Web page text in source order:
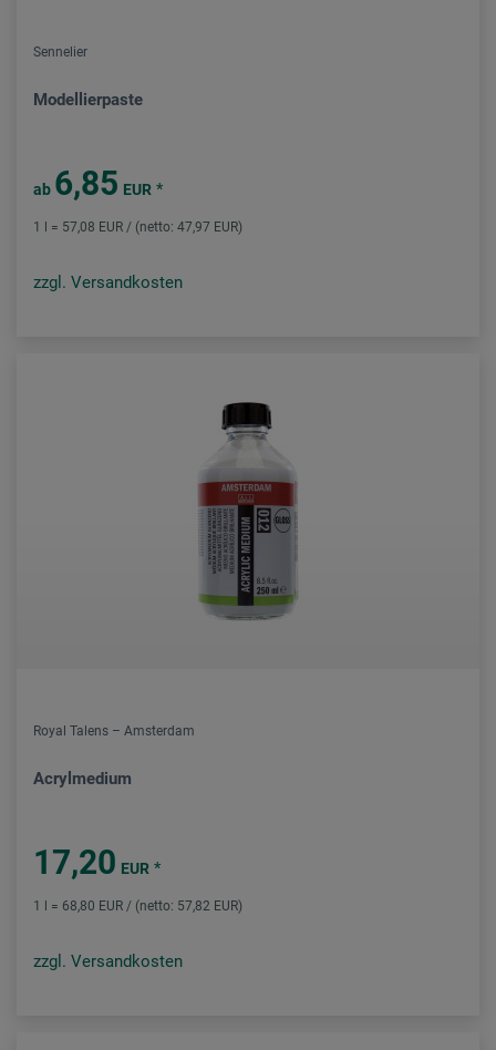
Sennelier
Modellierpaste
ab 6,85 EUR *
1 l = 57,08 EUR / (netto: 47,97 EUR)
zzgl. Versandkosten
Royal Talens – Amsterdam
Acrylmedium
17,20 EUR *
1 l = 68,80 EUR / (netto: 57,82 EUR)
zzgl. Versandkosten